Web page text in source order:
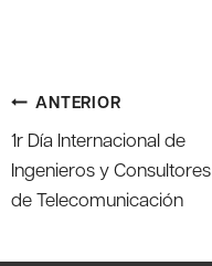
Navegación
de
entradas
ANTERIOR
1r Día Internacional de
Ingenieros y Consultores
de Telecomunicación